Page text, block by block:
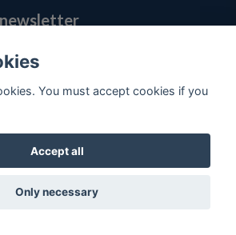
You must accept cookies if you
Accept all
Only necessary